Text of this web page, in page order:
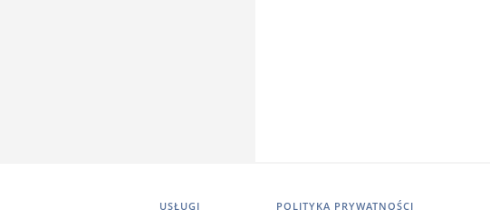
USŁUGI POLITYKA PRYWATNOŚCI